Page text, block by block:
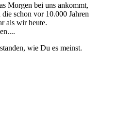
Morgen bei uns ankommt,
schon vor 10.000 Jahren
als wir heute.
wie Du es meinst.